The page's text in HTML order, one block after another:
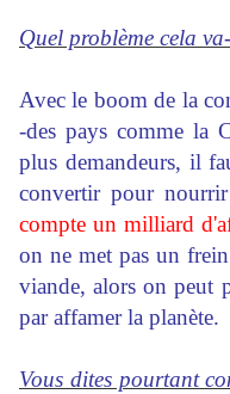
Quel problème cela
Avec le boom de la
-des pays comme la
plus demandeurs, il
convertir pour
compte un milliard
on ne met pas un
viande, alors on peut
par affamer la planète.
Vous dites pourtant